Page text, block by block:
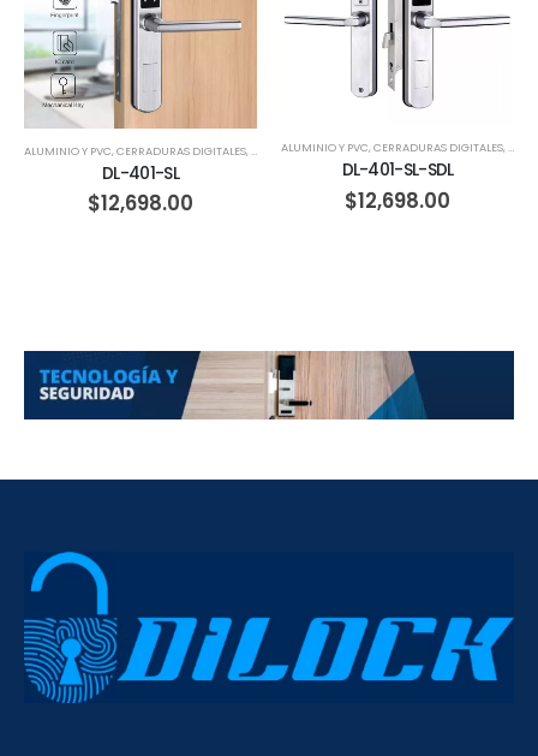
ALUMINIO Y PVC,CERRADURAS DIGITALES,HERRERIA,MADERA
DL-401-SL
$12,698.00
ALUMINIO Y PVC,CERRADURAS DIGITALES,
DL-401-SL-SDL
$12,698.00